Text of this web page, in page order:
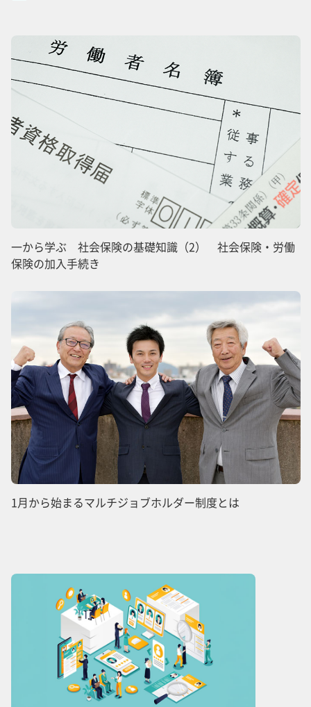
一から学ぶ 社会保険の基礎知識（2） 社会保険・労働
保険の加入手続き
1月から始まるマルチジョブホルダー制度とは